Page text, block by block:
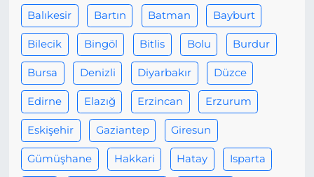
Balıkesir Bartın Batman Bayburt
Bilecik Bingöl Bitlis Bolu Burdur
Bursa Denizli Diyarbakır Düzce
Edirne Elazığ Erzincan Erzurum
Eskişehir Gaziantep Giresun
Gümüşhane Hakkari Hatay Isparta